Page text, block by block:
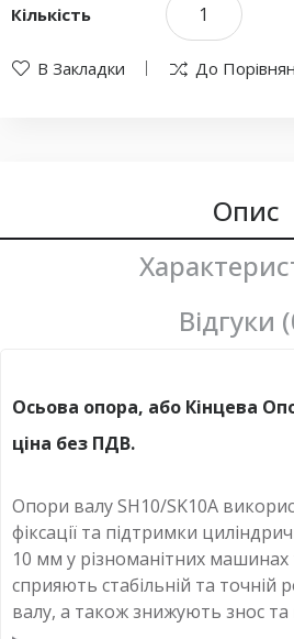
Кількість
В Закладки До
Опис
Відгуки
Осьова опора, або Кінцева
ціна без ПДВ.
Опори валу SH10/SK10A
фіксації та підтримки
10 мм у різноманітних
сприяють стабільній та точній
валу, а також знижують знос та